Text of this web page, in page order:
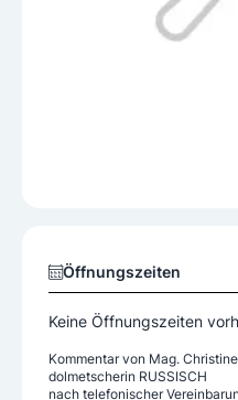
Öffnungszeiten
Keine Öffnungszeiten
Kommentar von Mag.
dolmetscherin RUSSISCH
nach telefonischer